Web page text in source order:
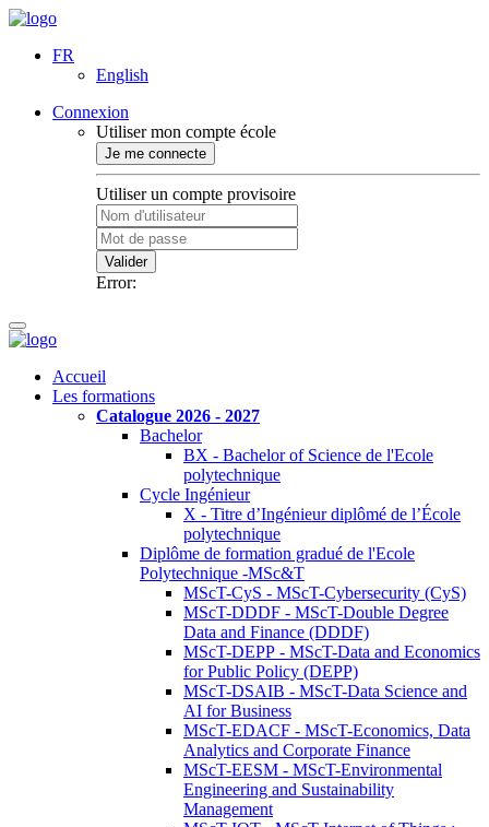
FR
English
Connexion
Utiliser mon compte école
Je me connecte
Utiliser un compte provisoire
Valider
Error:
Accueil
Les formations
Catalogue 2026 - 2027
Bachelor
BX - Bachelor of Science de l'Ecole
polytechnique
Cycle Ingénieur
X - Titre d’Ingénieur diplômé de l’École
polytechnique
Diplôme de formation gradué de l'Ecole
Polytechnique -MSc&T
MScT-CyS - MScT-Cybersecurity (CyS)
MScT-DDDF - MScT-Double Degree
Data and Finance (DDDF)
MScT-DEPP - MScT-Data and Economics
for Public Policy (DEPP)
MScT-DSAIB - MScT-Data Science and
AI for Business
MScT-EDACF - MScT-Economics, Data
Analytics and Corporate Finance
MScT-EESM - MScT-Environmental
Engineering and Sustainability
Management